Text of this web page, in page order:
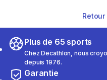
Plus de 65 sports
Chez Decathlon, nous
depuis 1976.
Garantie